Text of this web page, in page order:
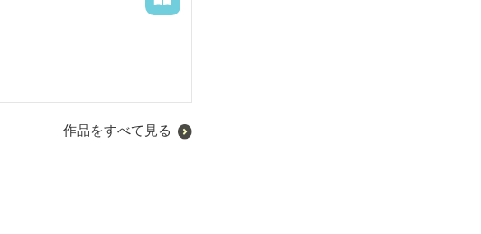
作品をすべて見る